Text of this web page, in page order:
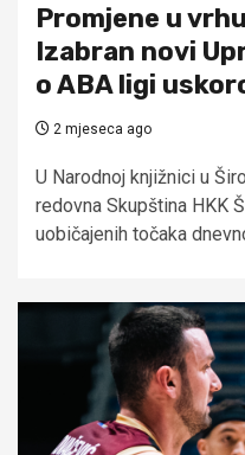
Promjene u
Izabran novi
o ABA ligi
2 mjeseca ago
U Narodnoj knjižnici u
redovna Skupština HKK
uobičajenih točaka